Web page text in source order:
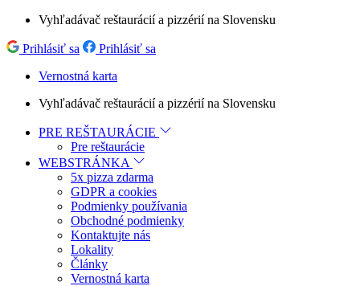
Vyhľadávač reštaurácií a pizzérií na Slovensku
Prihlásiť sa
Prihlásiť sa
Vernostná karta
Vyhľadávač reštaurácií a pizzérií na Slovensku
PRE REŠTAURÁCIE
Pre reštaurácie
WEBSTRÁNKA
5x pizza zdarma
GDPR a cookies
Podmienky používania
Obchodné podmienky
Kontaktujte nás
Lokality
Články
Vernostná karta